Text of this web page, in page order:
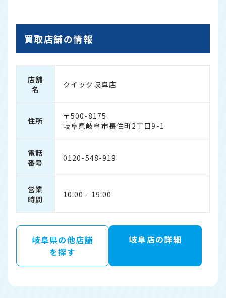
買取店舗の情報
店舗
名
クイック岐阜店
住所
〒500-8175
岐阜県岐阜市長住町2丁目9-1
電話
番号
0120-548-919
営業
時間
10:00 - 19:00
岐阜県の他店舗
を探す
岐阜店の詳細